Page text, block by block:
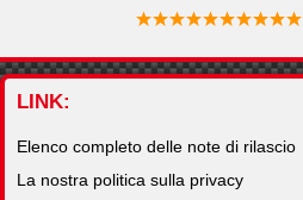
LINK
Elenco completo delle note di rilascio
La nostra politica sulla privacy